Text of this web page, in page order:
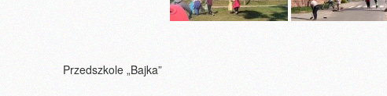
Przedszkole „Bajka”